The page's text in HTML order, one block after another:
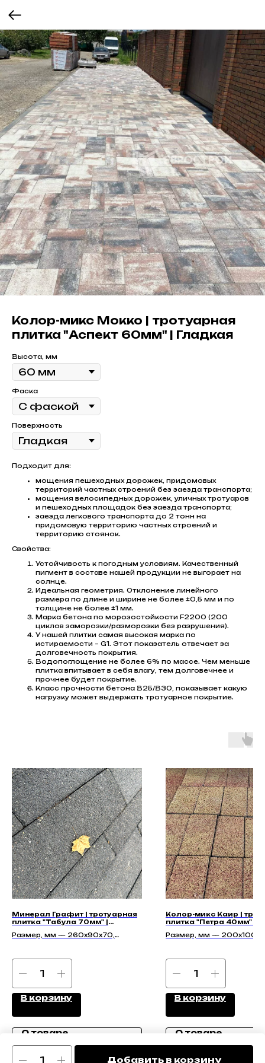
Колор-микс Мокко | тротуарная
плитка "Аспект 60мм" | Гладкая
Высота, мм
Фаска
Поверхность
Добавить в корзину
Подходит для:
мощения пешеходных дорожек, придомовых
территорий частных строений без заезда транспорта;
мощения велосипедных дорожек, уличных тротуаров
и пешеходных площадок без заезда транспорта;
заезда легкового транспорта до 2 тонн на
придомовую территорию частных строений и
территорию стоянок.
Свойства:
Устойчивость к погодным условиям. Качественный
пигмент в составе нашей продукции не выгорает на
солнце.
Идеальная геометрия. Отклонение линейного
размера по длине и ширине не более ±0,5 мм и по
толщине не более ±1 мм.
Марка бетона по морозостойкости F2200 (200
циклов заморозки/разморозки без разрушения).
У нашей плитки самая высокая марка по
истираемости – G1. Этот показатель отвечает за
долговечность покрытия.
Водопоглощение не более 6% по массе. Чем меньше
плитка впитывает в себя влагу, тем долговечнее и
прочнее будет покрытие.
Класс прочности бетона В25/В30, показывает какую
нагрузку может выдержать тротуарное покрытие.
Минерал Графит | тротуарная
плитка "Табула 70мм" |
Размер, мм — 260х90х70,
В корзину
О товаре
Колор-микс Каир |
плитка "Петра 40мм" |
Размер, мм —
В корзину
О товаре